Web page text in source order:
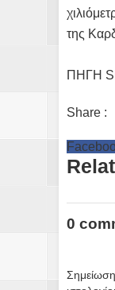
της
ΠΗΓΗ
Share :
0